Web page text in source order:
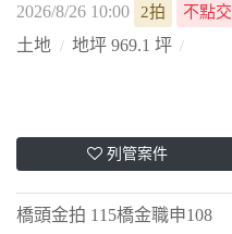
2026/8/26 10:00 2拍 不點交
土地 地坪 969.1 坪
列管案件
橋頭金拍 115橋金職申108